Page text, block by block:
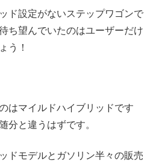
ド設定がないステップワゴンで
ち望んでいたのはユーザーだけ
う！
はマイルドハイブリッドです
分と違うはずです。
ドモデルとガソリン半々の販売